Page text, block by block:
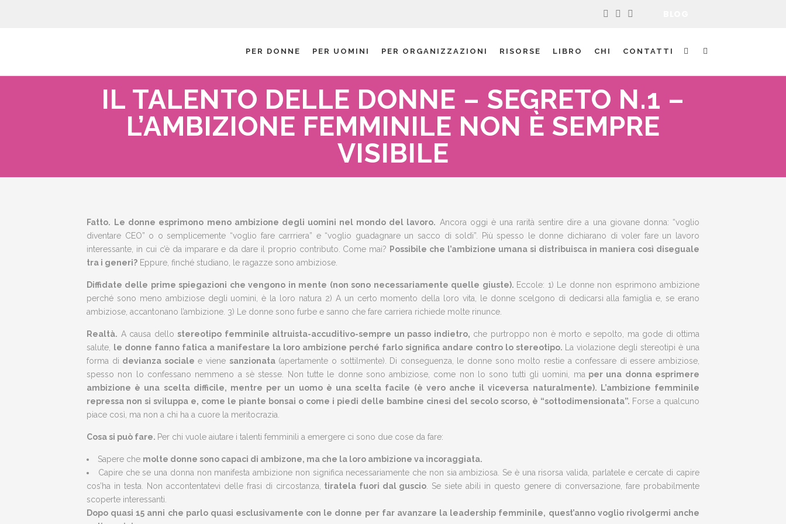
PER DONNE PER UOMINI PER ORGANIZZAZIONI RISORSE LIBRO CHI CONTATTI
IL TALENTO DELLE DONNE – SEGRETO N.1 –
L’AMBIZIONE FEMMINILE NON È SEMPRE
VISIBILE
Fatto. Le donne esprimono meno ambizione degli uomini nel mondo del lavoro. Ancora oggi è una rarità sentire dire a una giovane donna: “voglio
diventare CEO” o o semplicemente “voglio fare carrriera” e “voglio guadagnare un sacco di soldi”. Più spesso le donne dichiarano di voler fare un lavoro
interessante, in cui c’è da imparare e da dare il proprio contributo. Come mai? Possibile che l’ambizione umana si distribuisca in maniera così diseguale
tra i generi? Eppure, finché studiano, le ragazze sono ambiziose.
Diffidate delle prime spiegazioni che vengono in mente (non sono necessariamente quelle giuste). Eccole: 1) Le donne non esprimono ambizione
perché sono meno ambiziose degli uomini, è la loro natura 2) A un certo momento della loro vita, le donne scelgono di dedicarsi alla famiglia e, se erano
ambiziose, accantonano l’ambizione. 3) Le donne sono furbe e sanno che fare carriera richiede molte rinunce.
Realtà. A causa dello stereotipo femminile altruista-accuditivo-sempre un passo indietro, che purtroppo non è morto e sepolto, ma gode di ottima
salute,
le donne fanno fatica a manifestare la loro ambizione perché farlo significa andare contro lo stereotipo.
La violazione degli stereotipi è una
forma di devianza sociale e viene sanzionata(apertamente o sottilmente). Di conseguenza, le donne sono molto restie a confessare di essere ambiziose,
spesso non lo confessano nemmeno a sè stesse. Non tutte le donne sono ambiziose, come non lo sono tutti gli uomini, ma per una donna esprimere
ambizione è una scelta difficile, mentre per un uomo è una scelta facile (è vero anche il viceversa naturalmente). L’ambizione femminile
repressa non si sviluppa e, come le piante bonsai o come i piedi delle bambine cinesi del secolo scorso, è “sottodimensionata”. Forse a qualcuno
piace così, ma non a chi ha a cuore la meritocrazia.
Cosa si può fare. Per chi vuole aiutare i talenti femminili a emergere ci sono due cose da fare:
Sapere che molte donne sono capaci di ambizone, ma che la loro ambizione va incoraggiata.
Capire che se una donna non manifesta ambizione non significa necessariamente che non sia ambiziosa. Se è una risorsa valida, parlatele e cercate di capire
cos’ha in testa. Non accontentatevi delle frasi di circostanza,
tiratela fuori dal guscio . Se siete abili in questo genere di conversazione, fare probabilmente
scoperte interessanti.
Dopo quasi 15 anni che parlo quasi esclusivamente con le donne per far avanzare la leadership femminile, quest’anno voglio rivolgermi anche